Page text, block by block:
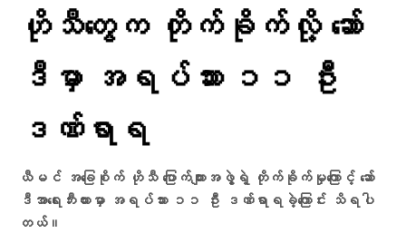
ဟိုသီတွေက တိုက်ခိုက်လို့ ဆော်
ဒီမှာ အရပ်သား ၁၁ ဦး
ဒဏ်ရာရ
ယီမင် အခြေစိုက် ဟိုသီ ပြောက်ကျားအဖွဲ့ရဲ့ တိုက်ခိုက်မှုကြောင့် ဆော်
ဒီအာရေးဘီးယားမှာ အရပ်သား ၁၁ ဦး ဒဏ်ရာရခဲ့ကြောင်း သိရပါ
တယ်။